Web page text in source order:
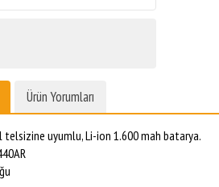
Ürün Yorumları
uyumlu, Li-ion 1.600 mah batarya.